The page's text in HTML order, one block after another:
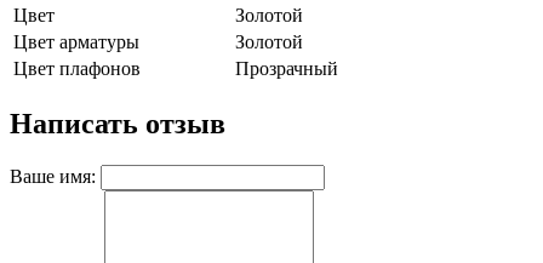
Цвет
Золотой
Цвет арматуры
Золотой
Цвет плафонов
Прозрачный
Написать отзыв
Ваше имя: